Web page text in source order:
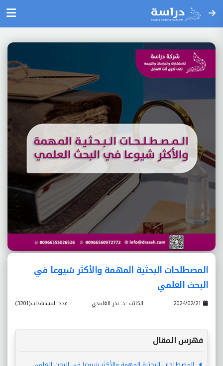
المصطلحات البحثية المهمة والأكثر شيوعا في
البحث العلمي
عدد المشاهدات(3201) الكاتب :د. بدر الغامدي
فهرس المقال